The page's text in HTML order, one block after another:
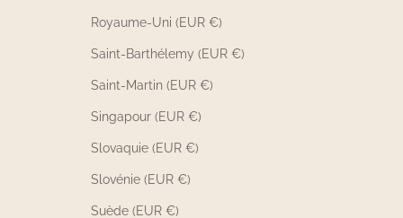
Royaume-Uni (EUR €)
Saint-Barthélemy (EUR €)
Saint-Martin (EUR €)
Singapour (EUR €)
Slovaquie (EUR €)
Slovénie (EUR €)
Suède (EUR €)